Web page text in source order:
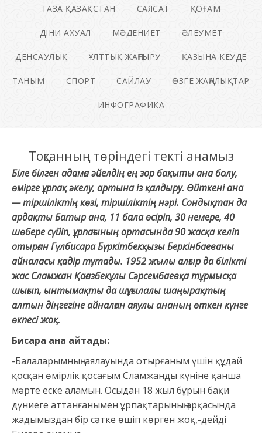
ТАЗА ҚАЗАҚСТАН САЯСАТ ҚОҒАМ
ДІНИ АХУАЛ МӘДЕНИЕТ ӘЛЕУМЕТ
ДЕНСАУЛЫҚ ҰЛТТЫҚ ЖАҢҒЫРУ ҚАЗЫНА КЕУДЕ
ТАНЫМ СПОРТ САЙЛАУ ӨЗГЕ ЖАҢАЛЫҚТАР
ИНФОГРАФИКА
Тоқсанның төріндегі текті анамыз
Біле білген адамға әйелдің ең зор бақыты ана болу,
өмірге ұрпақ әкелу, артына із қалдыру. Өйткені ана
— тіршіліктің көзі, тіршіліктің нәрі. Сондықтан да
ардақты Батыр ана, 11 бала өсіріп, 30 немере, 40
шөбере сүйіп, ұрпағының ортасында 90 жасқа келіп
отырған Гүлбисара Бүркітбекқызы Беркінбаеваны
айналасы қадір тұтады. 1952 жылы алғыр да білікті
жас Сламжан Қағазбекұлы Сәрсембаевқа тұрмысқа
шығып, ынтымақты да шұғылалы шаңырақтың
алтын діңгегіне айналған аяулы ананың өткен күнге
өкпесі жоқ.
Бисара ана айтады:
-Балаларымның аялауында отырғаным үшін құдай
қосқан өмірлік қосағым Сламжанды күніне қанша
мәрте еске аламын. Осыдан 18 жыл бұрын бақи
дүниеге аттанғанымен ұрпақтарының арқасында
жадымыздан бір сәтке өшіп көрген жоқ,-дейді